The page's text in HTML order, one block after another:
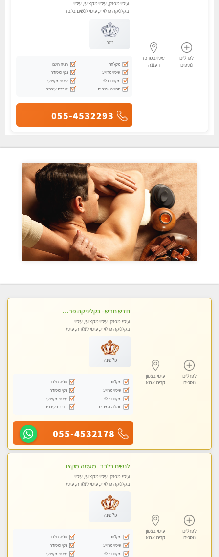
לפרטים
נוספים
עיסוי במרכז
רעננה
עיסוי מפנק, עיסוי מקצועי, עיסוי
בקלניקה פרטית, עיסוי לנשים בלבד
זהב
מקלחת
חניה חינם
עיסוי מרגיע
נקי ומסודר
מקום פרטי
עיסוי מקצועי
תמונה אמיתית
דוברת עיברית
055-4532293
לפרטים
נוספים
עיסוי בצפון
קרית אתא
חדש חדש - בקליניקה פרטית בחיפה עיסוי לחידוש אנרגיות עיסוי חלומי מומלץ מאוד !
עיסוי מפנק, עיסוי מקצועי, עיסוי
בקלניקה פרטית, עיסוי טנטרה, עיסוי
פלטינה
מקלחת
חניה חינם
עיסוי מרגיע
נקי ומסודר
מקום פרטי
עיסוי מקצועי
תמונה אמיתית
דוברת עיברית
055-4532178
לפרטים
נוספים
עיסוי בצפון
קרית אתא
לנשים בלבד..מעסה מקצועי לנשים בלבד
עיסוי מפנק, עיסוי מקצועי, עיסוי
בקלניקה פרטית, עיסוי טנטרה, עיסוי
פלטינה
מקלחת
חניה חינם
עיסוי מרגיע
נקי ומסודר
מקום פרטי
עיסוי מקצועי